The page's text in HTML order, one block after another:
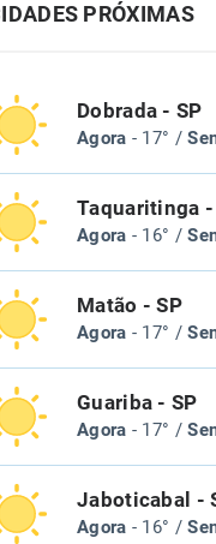
PRÓXIMAS
Dobrada - SP
Agora - 17° /
Taquaritinga -
Agora - 16° /
Matão - SP
Agora - 17° /
Guariba - SP
Agora - 17° /
Jaboticabal -
Agora - 16° /